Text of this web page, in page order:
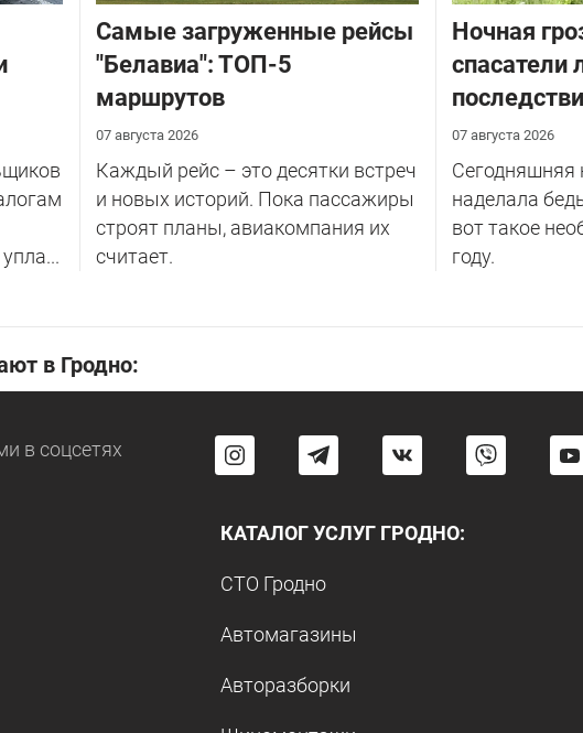
Самые загруженные рейсы
"Белавиа": ТОП-5
маршрутов
07 августа 2026
Каждый рейс – это десятки встреч
и новых историй. Пока пассажиры
строят планы, авиакомпания их
считает.
Ночная
спасатели
07 августа 2026
Сегодняшняя
наделала
вот такое
году.
в Гродно:
в соцсетях
КАТАЛОГ УСЛУГ ГРОДНО:
СТО Гродно
Автомагазины
Авторазборки